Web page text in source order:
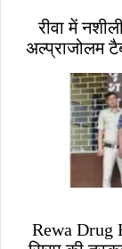
रीवा में
अल्प्राजोलम
Rewa Drug